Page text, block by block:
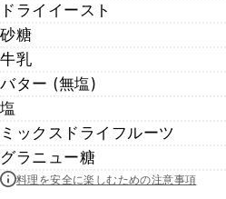
ドライイースト
砂糖
牛乳
バター (無塩)
塩
ミックスドライフルーツ
グラニュー糖
料理を安全に楽しむための注意事項